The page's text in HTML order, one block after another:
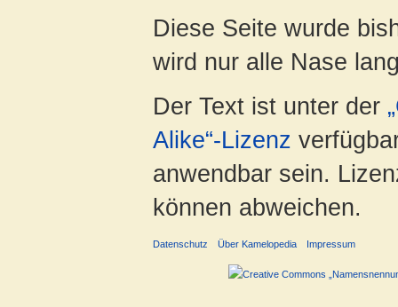
Diese Seite wurde
wird nur alle Nase
Der Text ist unter der
Alike“-Lizenz
anwendbar sein.
können abweichen.
Datenschutz Über Kamelopedia Impressum